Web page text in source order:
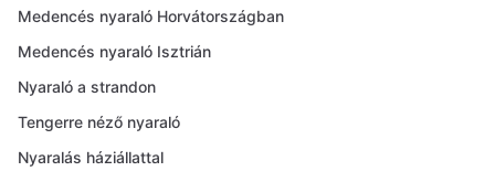
Medencés nyaraló Horvátországban
Medencés nyaraló Isztrián
Nyaraló a strandon
Tengerre néző nyaraló
Nyaralás háziállattal